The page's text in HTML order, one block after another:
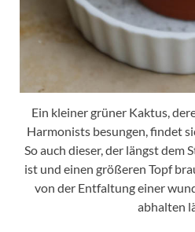
Ein kleiner grüner Kaktus,
Harmonists besungen, findet
So auch dieser, der längst dem
ist und einen größeren Topf
von der Entfaltung einer
abhalten